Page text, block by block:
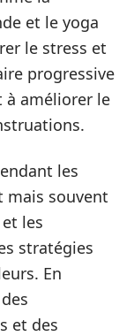
et le yoga
le stress et
progressive
à améliorer le
les
mais souvent
et les
stratégies
En
et des